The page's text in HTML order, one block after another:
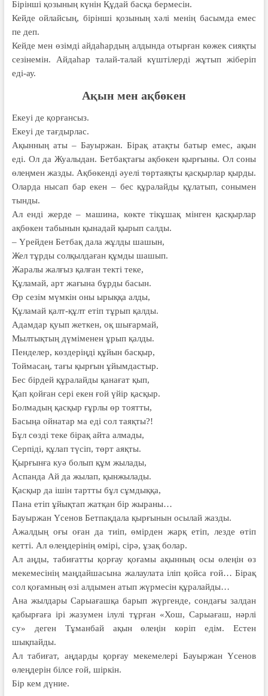
Бірінші қозының күнін Құдай басқа бермесін.
Кейде ойлайсың, бірінші қозының хәлі менің басымда емес
пе деп.
Кейде мен өзімді айдаһардың алдында отырған көжек сияқты
сезінемін. Айдаһар талай-талай күштілерді жұтып жіберіп
еді-ау.
Ақын мен ақбөкен
Екеуі де қорғансыз.
Екеуі де тағдырлас.
Ақынның аты – Бауыржан. Бірақ атақты батыр емес, ақын
еді. Ол да Жуалыдан. Бетбақтағы ақбөкен қырғыны. Ол соны
өлеңмен жазды. Ақбөкенді әуелі төртаяқты қасқырлар қырды.
Оларда нысап бар екен – бес құралайды құлатып, сонымен
тынды.
Ал енді жерде – машина, көкте тікұшақ мінген қасқырлар
ақбөкен табынын қынадай қырып салды.
– Үрейден Бетбақ дала жұлды шашын,
Жел тұрды солқылдаған құмды шашып.
Жаралы жалғыз қалған текті теке,
Құламай, арт жағына бұрды басын.
Өр сезім мүмкін оны ырыққа алды,
Құламай қалт-құлт етіп тұрып қалды.
Адамдар қуып жеткен, оқ шығармай,
Мылтықтың дүміменен ұрып қалды.
Пенделер, көздеріңді құйын басқыр,
Тоймасаң, тағы қырғын ұйымдастыр.
Бес бірдей құралайды қанағат қып,
Қап қойған сері екен ғой үйір қасқыр.
Болмадың қасқыр ғұрлы өр тоятты,
Басыңа ойнатар ма еді сол таяқты?!
Бұл сөзді теке бірақ айта алмады,
Серпіді, құлап түсіп, төрт аяқты.
Қырғынға куә болып құм жылады,
Аспанда Ай да жылап, қынжылады.
Қасқыр да ішін тартты бұл сұмдыққа,
Пана етіп ұйықтап жатқан бір жыраны…
Бауыржан Үсенов Бетпақдала қырғынын осылай жазды.
Ажалдың оғы оған да тиіп, өмірден жарқ етіп, лезде өтіп
кетті. Ал өлеңдерінің өмірі, сірә, ұзақ болар.
Ал аңды, табиғатты қорғау қоғамы ақынның осы өлеңін өз
мекемесінің маңдайшасына жалаулата іліп қойса ғой… Бірақ
сол қоғамның өзі алдымен атып жүрмесін құралайды…
Ана жылдары Сарыағашқа барып жүргенде, сондағы залдан
қабырғаға ірі жазумен ілулі тұрған «Хош, Сарыағаш, нәрлі
су» деген Тұманбай ақын өлеңін көріп едім. Естен
шықпайды.
Ал табиғат, аңдарды қорғау мекемелері Бауыржан Үсенов
өлеңдерін білсе ғой, шіркін.
Бір кем дүние.